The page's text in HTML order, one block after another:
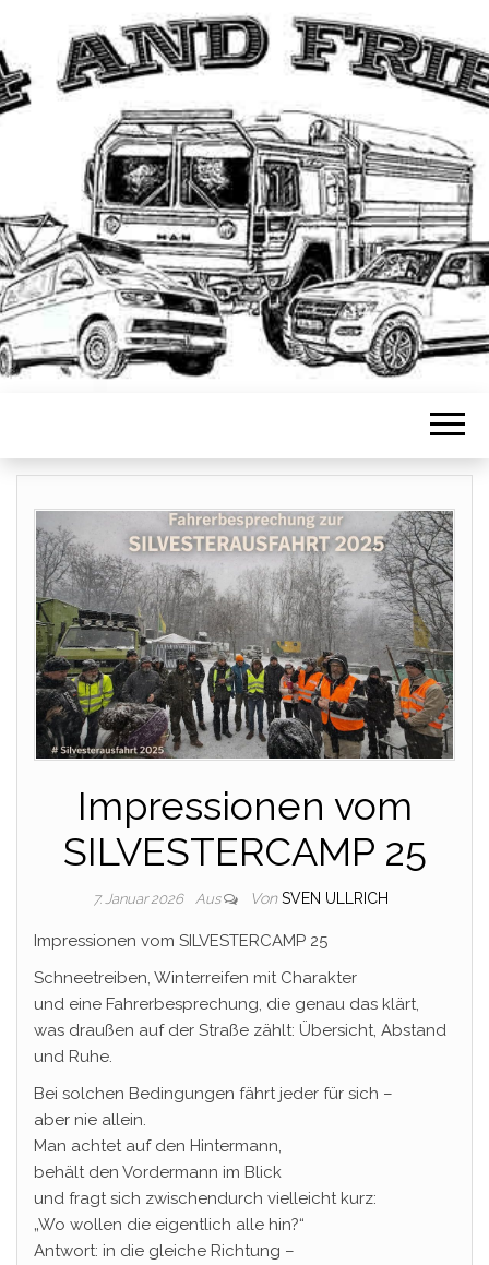
Impressionen vom
SILVESTERCAMP 25
7. Januar 2026 Aus Von SVEN ULLRICH
Impressionen vom SILVESTERCAMP 25
Schneetreiben, Winterreifen mit Charakter
und eine Fahrerbesprechung, die genau das klärt,
was draußen auf der Straße zählt: Übersicht, Abstand
und Ruhe.
Bei solchen Bedingungen fährt jeder für sich –
aber nie allein.
Man achtet auf den Hintermann,
behält den Vordermann im Blick
und fragt sich zwischendurch vielleicht kurz:
„Wo wollen die eigentlich alle hin?“
Antwort: in die gleiche Richtung –